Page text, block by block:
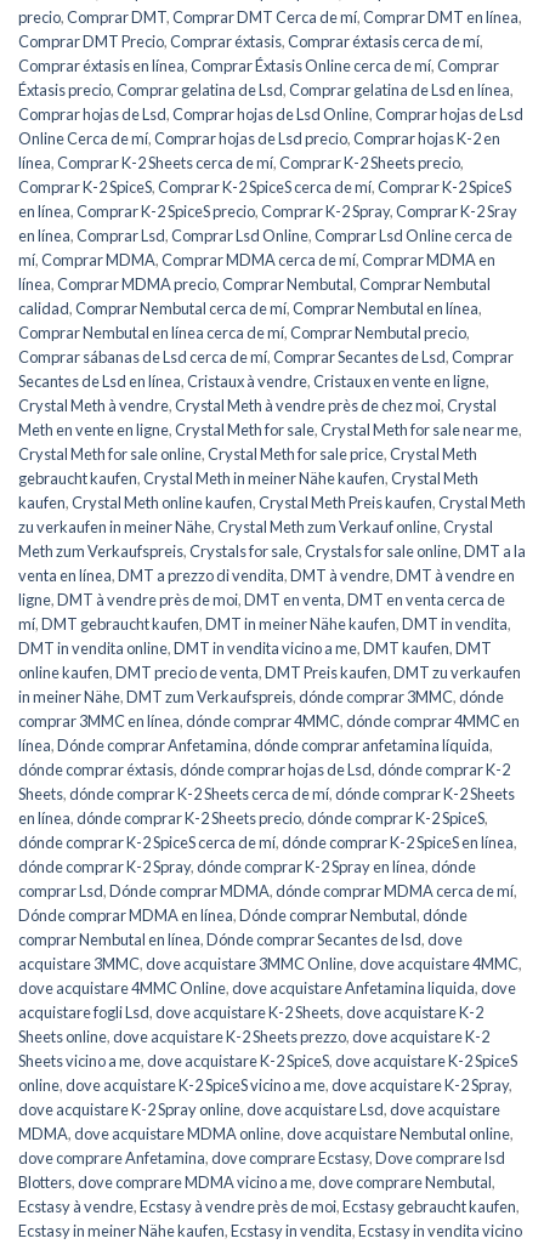
precio,Comprar DMT,Comprar DMT Cerca de mí,Comprar DMT en línea,
Comprar DMT Precio,Comprar éxtasis,Comprar éxtasis cerca de mí,
Comprar éxtasis en línea,Comprar Éxtasis Online cerca de mí,Comprar
Éxtasis precio,Comprar gelatina de Lsd,Comprar gelatina de Lsd en línea,
Comprar hojas de Lsd,Comprar hojas de Lsd Online,Comprar hojas de Lsd
Online Cerca de mí,Comprar hojas de Lsd precio,Comprar hojas K-2 en
línea,Comprar K-2 Sheets cerca de mí,Comprar K-2 Sheets precio,
Comprar K-2 SpiceS,Comprar K-2 SpiceS cerca de mí,Comprar K-2 SpiceS
en línea,Comprar K-2 SpiceS precio,Comprar K-2 Spray,Comprar K-2 Sray
en línea,Comprar Lsd,Comprar Lsd Online,Comprar Lsd Online cerca de
mí,Comprar MDMA,Comprar MDMA cerca de mí,Comprar MDMA en
línea,Comprar MDMA precio,Comprar Nembutal,Comprar Nembutal
calidad,Comprar Nembutal cerca de mí,Comprar Nembutal en línea,
Comprar Nembutal en línea cerca de mí,Comprar Nembutal precio,
Comprar sábanas de Lsd cerca de mí,Comprar Secantes de Lsd,Comprar
Secantes de Lsd en línea,Cristaux à vendre,Cristaux en vente en ligne,
Crystal Meth à vendre,Crystal Meth à vendre près de chez moi,Crystal
Meth en vente en ligne,Crystal Meth for sale,Crystal Meth for sale near me,
Crystal Meth for sale online,Crystal Meth for sale price,Crystal Meth
gebraucht kaufen,Crystal Meth in meiner Nähe kaufen,Crystal Meth
kaufen,Crystal Meth online kaufen,Crystal Meth Preis kaufen,Crystal Meth
zu verkaufen in meiner Nähe,Crystal Meth zum Verkauf online,Crystal
Meth zum Verkaufspreis,Crystals for sale,Crystals for sale online,DMT a la
venta en línea,DMT a prezzo di vendita,DMT à vendre,DMT à vendre en
ligne,DMT à vendre près de moi,DMT en venta,DMT en venta cerca de
mí,DMT gebraucht kaufen,DMT in meiner Nähe kaufen,DMT in vendita,
DMT in vendita online,DMT in vendita vicino a me,DMT kaufen,DMT
online kaufen,DMT precio de venta,DMT Preis kaufen,DMT zu verkaufen
in meiner Nähe,DMT zum Verkaufspreis,dónde comprar 3MMC,dónde
comprar 3MMC en línea,dónde comprar 4MMC,dónde comprar 4MMC en
línea,Dónde comprar Anfetamina,dónde comprar anfetamina líquida,
dónde comprar éxtasis,dónde comprar hojas de Lsd,dónde comprar K-2
Sheets,dónde comprar K-2 Sheets cerca de mí,dónde comprar K-2 Sheets
en línea,dónde comprar K-2 Sheets precio,dónde comprar K-2 SpiceS,
dónde comprar K-2 SpiceS cerca de mí,dónde comprar K-2 SpiceS en línea,
dónde comprar K-2 Spray,dónde comprar K-2 Spray en línea,dónde
comprar Lsd,Dónde comprar MDMA,dónde comprar MDMA cerca de mí,
Dónde comprar MDMA en línea,Dónde comprar Nembutal,dónde
comprar Nembutal en línea,Dónde comprar Secantes de lsd,dove
acquistare 3MMC,dove acquistare 3MMC Online,dove acquistare 4MMC,
dove acquistare 4MMC Online,dove acquistare Anfetamina liquida,dove
acquistare fogli Lsd,dove acquistare K-2 Sheets,dove acquistare K-2
Sheets online,dove acquistare K-2 Sheets prezzo,dove acquistare K-2
Sheets vicino a me,dove acquistare K-2 SpiceS,dove acquistare K-2 SpiceS
online,dove acquistare K-2 SpiceS vicino a me,dove acquistare K-2 Spray,
dove acquistare K-2 Spray online,dove acquistare Lsd,dove acquistare
MDMA,dove acquistare MDMA online,dove acquistare Nembutal online,
dove comprare Anfetamina,dove comprare Ecstasy,Dove comprare lsd
Blotters,dove comprare MDMA vicino a me,dove comprare Nembutal,
Ecstasy à vendre,Ecstasy à vendre près de moi,Ecstasy gebraucht kaufen,
Ecstasy in meiner Nähe kaufen,Ecstasy in vendita,Ecstasy in vendita vicino